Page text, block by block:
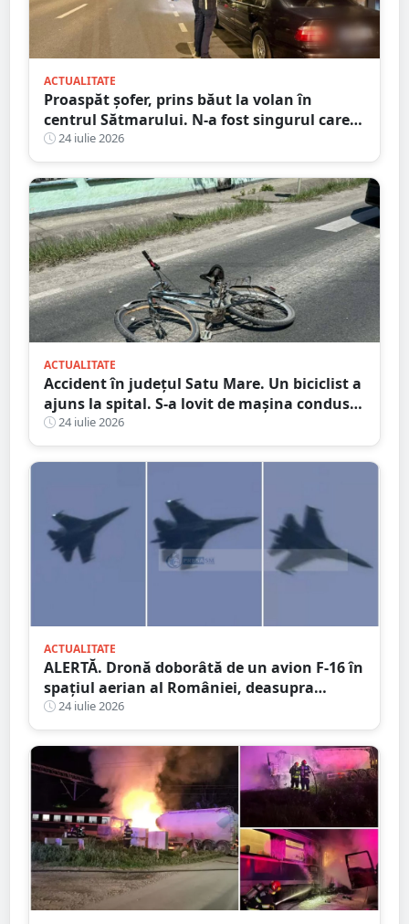
ACTUALITATE
Proaspăt șofer, prins băut la volan în
centrul Sătmarului. N-a fost singurul care a
călcat pe bec
24 iulie 2026
ACTUALITATE
Accident în județul Satu Mare. Un biciclist a
ajuns la spital. S-a lovit de mașina condusă
de un tânăr șofer
24 iulie 2026
ACTUALITATE
ALERTĂ. Dronă doborâtă de un avion F-16 în
spațiul aerian al României, deasupra
județului Buzău
24 iulie 2026